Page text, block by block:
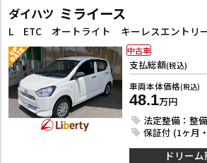
ダイハツ ミライース
支払総額(税込)
車両本体価格(税込)
48.1万円
法定整備：整
保証付 (1ヶ月
中古車
ドリー